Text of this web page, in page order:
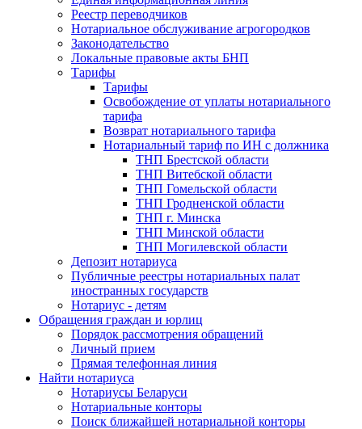
Реестр переводчиков
Нотариальное обслуживание агрогородков
Законодательство
Локальные правовые акты БНП
Тарифы
Тарифы
Освобождение от уплаты нотариального
тарифа
Возврат нотариального тарифа
Нотариальный тариф по ИН с должника
ТНП Брестской области
ТНП Витебской области
ТНП Гомельской области
ТНП Гродненской области
ТНП г. Минска
ТНП Минской области
ТНП Могилевской области
Депозит нотариуса
Публичные реестры нотариальных палат
иностранных государств
Нотариус - детям
Обращения граждан и юрлиц
Порядок рассмотрения обращений
Личный прием
Прямая телефонная линия
Найти нотариуса
Нотариусы Беларуси
Нотариальные конторы
Поиск ближайшей нотариальной конторы